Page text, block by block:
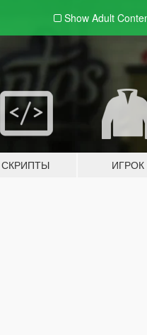
Show Adult
СКРИПТЫ ИГРОК